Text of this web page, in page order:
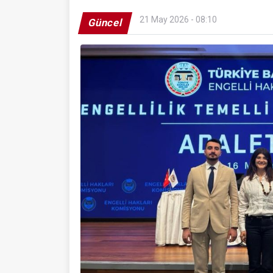
Güncel 21 May 2026 - 08:10